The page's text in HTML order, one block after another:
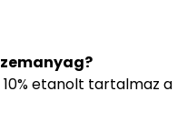
10% etanolt tartalmaz a